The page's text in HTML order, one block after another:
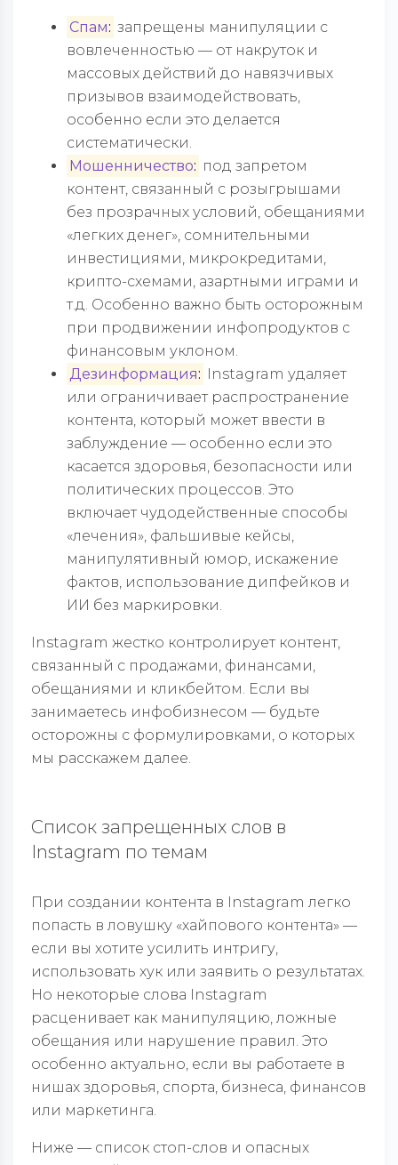
Спам: запрещены манипуляции с
вовлеченностью — от накруток и
массовых действий до навязчивых
призывов взаимодействовать,
особенно если это делается
систематически.
Мошенничество: под запретом
контент, связанный с розыгрышами
без прозрачных условий, обещаниями
«легких денег», сомнительными
инвестициями, микрокредитами,
крипто-схемами, азартными играми и
т.д. Особенно важно быть осторожным
при продвижении инфопродуктов с
финансовым уклоном.
Дезинформация:
Instagram удаляет
или ограничивает распространение
контента, который может ввести в
заблуждение — особенно если это
касается здоровья, безопасности или
политических процессов. Это
включает чудодейственные способы
«лечения», фальшивые кейсы,
манипулятивный юмор, искажение
фактов, использование дипфейков и
ИИ без маркировки.
Instagram жестко контролирует контент,
связанный с продажами, финансами,
обещаниями и кликбейтом. Если вы
занимаетесь инфобизнесом — будьте
осторожны с формулировками, о которых
мы расскажем далее.
Список запрещенных слов в
Instagram по темам
При создании контента в Instagram легко
попасть в ловушку «хайпового контента» —
если вы хотите усилить интригу,
использовать хук или заявить о результатах.
Но некоторые слова Instagram
расценивает как манипуляцию, ложные
обещания или нарушение правил. Это
особенно актуально, если вы работаете в
нишах здоровья, спорта, бизнеса, финансов
или маркетинга.
Ниже — список стоп-слов и опасных